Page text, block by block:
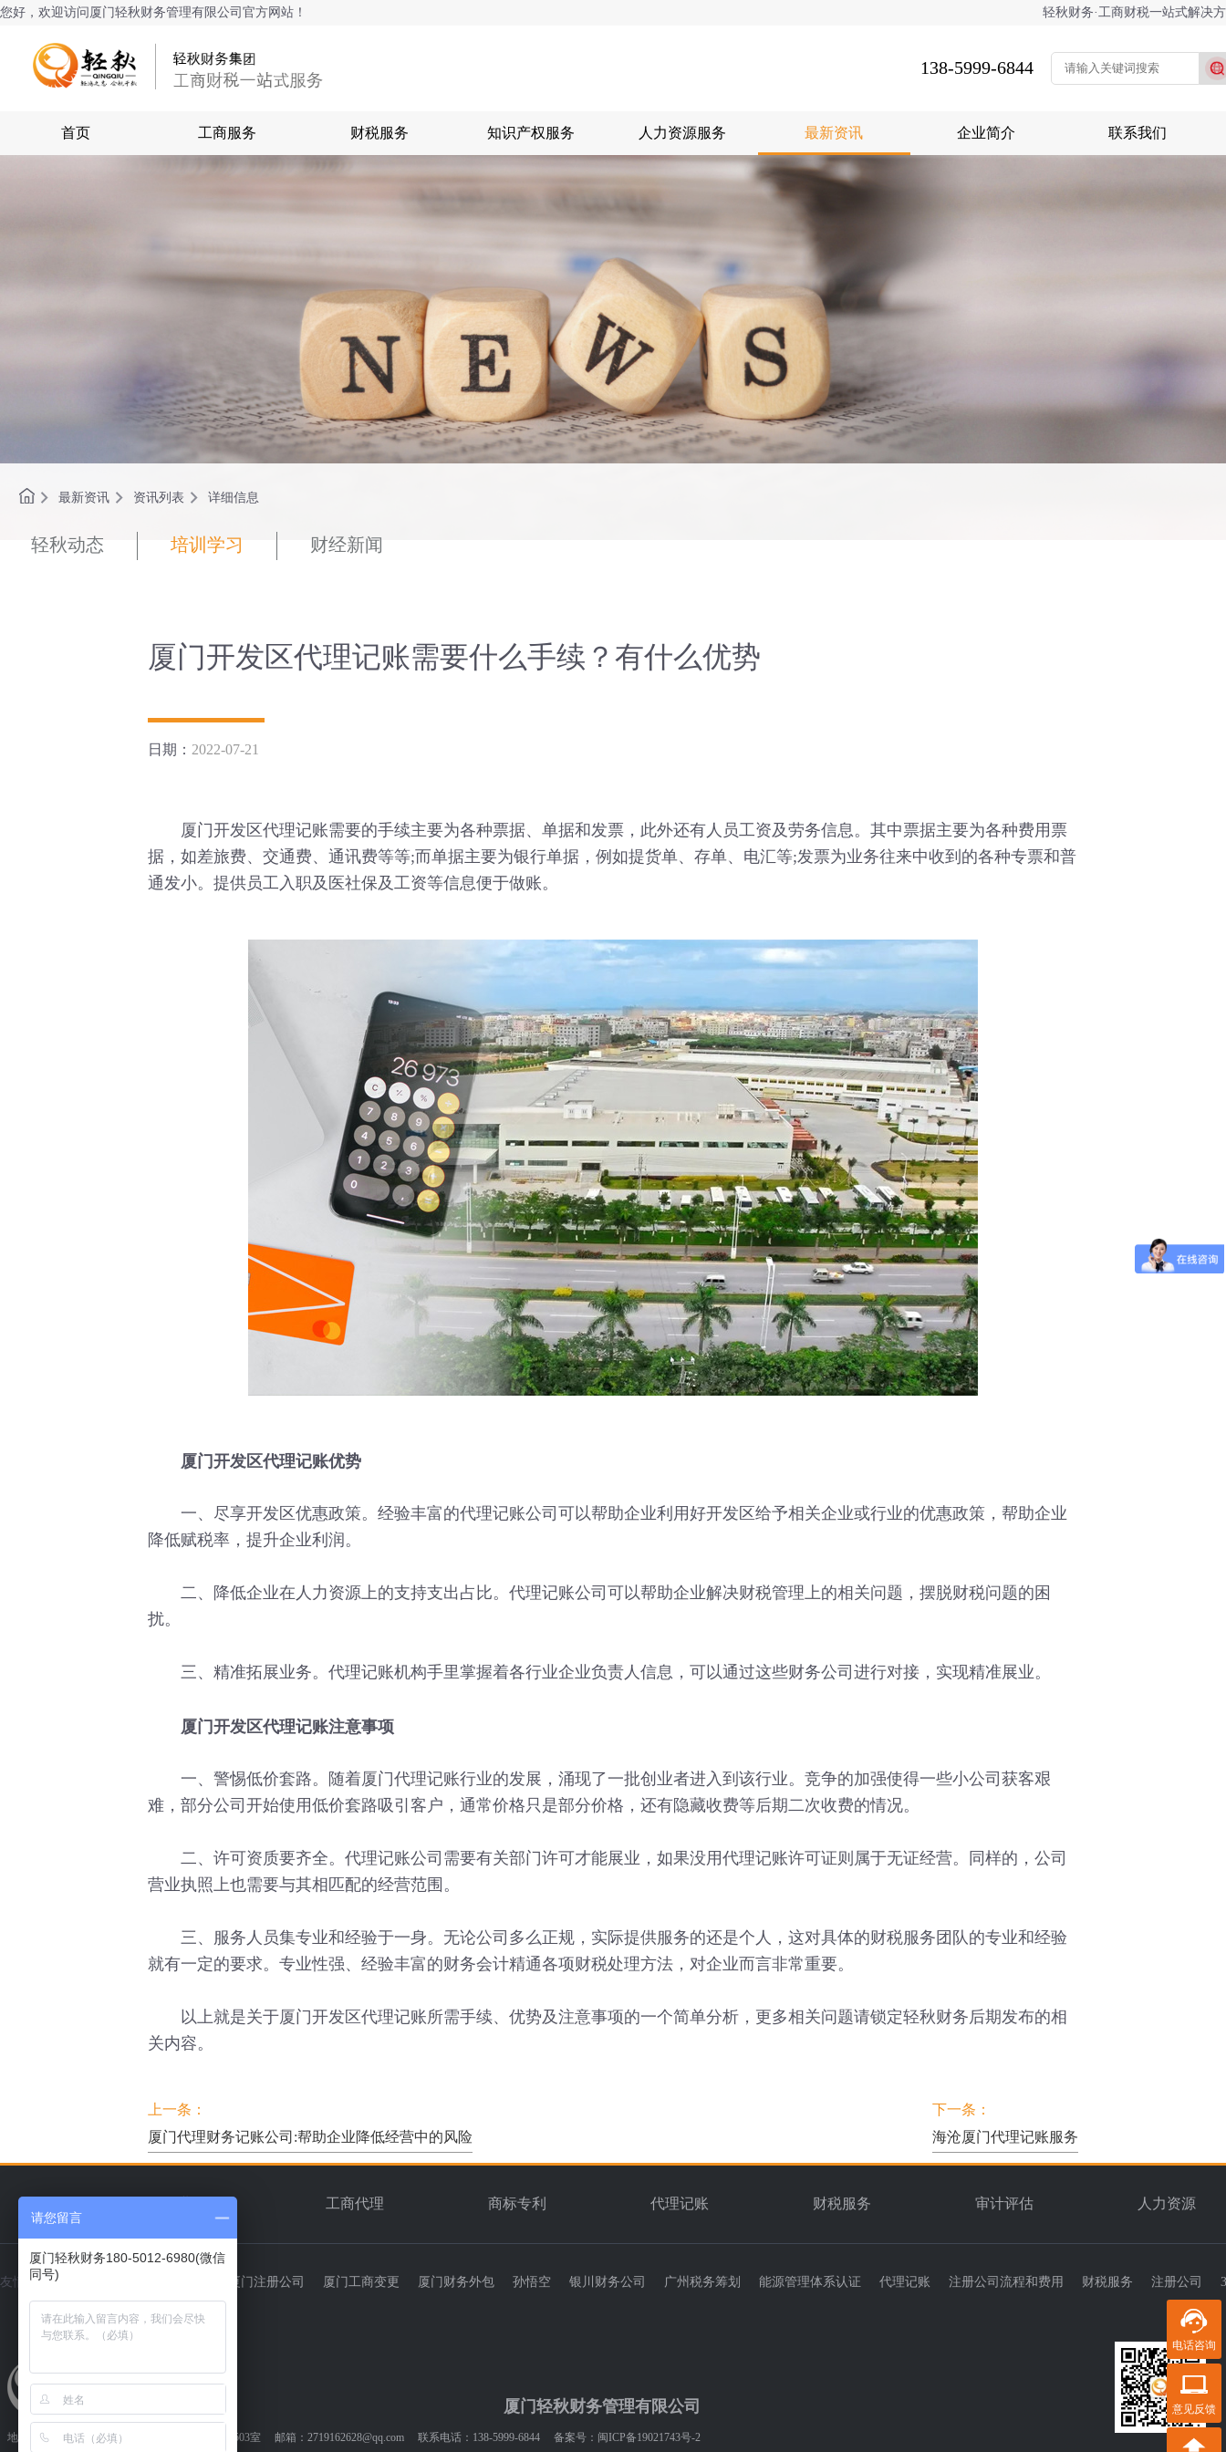
您好，欢迎访问厦门轻秋财务管理有限公司官方网站！ 轻秋财务·工商财税一站式解决
138-5999-6844
首页 工商服务 财税服务 知识产权服务 人力资源服务 最新资讯 企业简介 联系我们
最新资讯 资讯列表 详细信息
轻秋动态 培训学习 财经新闻
厦门开发区代理记账需要什么手续？有什么优势
日期： 2022-07-21
厦门开发区代理记账需要的手续主要为各种票据、单据和发票，此外还有人员工资及劳务信息。其中票据主要为各种费用票
据，如差旅费、交通费、通讯费等等;而单据主要为银行单据，例如提货单、存单、电汇等;发票为业务往来中收到的各种专票和普
通发小。提供员工入职及医社保及工资等信息便于做账。
厦门开发区代理记账优势
一、尽享开发区优惠政策。经验丰富的代理记账公司可以帮助企业利用好开发区给予相关企业或行业的优惠政策，帮助企业
降低赋税率，提升企业利润。
二、降低企业在人力资源上的支持支出占比。代理记账公司可以帮助企业解决财税管理上的相关问题，摆脱财税问题的困
扰。
三、精准拓展业务。代理记账机构手里掌握着各行业企业负责人信息，可以通过这些财务公司进行对接，实现精准展业。
厦门开发区代理记账注意事项
一、警惕低价套路。随着厦门代理记账行业的发展，涌现了一批创业者进入到该行业。竞争的加强使得一些小公司获客艰
难，部分公司开始使用低价套路吸引客户，通常价格只是部分价格，还有隐藏收费等后期二次收费的情况。
二、许可资质要齐全。代理记账公司需要有关部门许可才能展业，如果没用代理记账许可证则属于无证经营。同样的，公司
营业执照上也需要与其相匹配的经营范围。
三、服务人员集专业和经验于一身。无论公司多么正规，实际提供服务的还是个人，这对具体的财税服务团队的专业和经验
就有一定的要求。专业性强、经验丰富的财务会计精通各项财税处理方法，对企业而言非常重要。
以上就是关于厦门开发区代理记账所需手续、优势及注意事项的一个简单分析，更多相关问题请锁定轻秋财务后期发布的相
关内容。
上一条：
厦门代理财务记账公司:帮助企业降低经营中的风险
下一条：
海沧厦门代理记账服务
工商代理 商标专利 代理记账 财税服务 审计评估 人力资源
友情链接： 厦门注册公司 厦门工商变更 厦门财务外包 孙悟空 银川财务公司 广州税务筹划 能源管理体系认证 代理记账 注册公司流程和费用 财税服务 注册公司
厦门轻秋财务管理有限公司
地址：厦门市湖里高新技术园锦厦科技大厦B栋503室 邮箱：2719162628@qq.com 联系电话：138-5999-6844 备案号： 闽ICP备19021743号-2
电话咨询
意见反馈
请您留言
厦门轻秋财务180-5012-6980(微信
同号)